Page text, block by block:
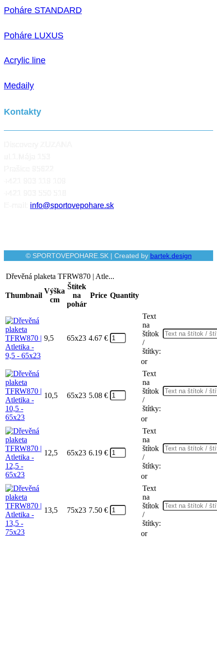
Poháre STANDARD
Poháre LUXUS
Acrylic line
Medaily
Kontakty
info@sportovepohare.sk
© SPORTOVEPOHARE.SK | Created by bartek.design
Dřevěná plaketa TFRW870 | Atle...
Thumbnail
Výška
cm
Štítek
na
pohár
Price Quantity
9,5 65x23 4.67 €
Text
na
štítok
/
štítky:
or
10,5 65x23 5.08 €
Text
na
štítok
/
štítky:
or
12,5 65x23 6.19 €
Text
na
štítok
/
štítky:
or
13,5 75x23 7.50 €
Text
na
štítok
/
štítky:
or